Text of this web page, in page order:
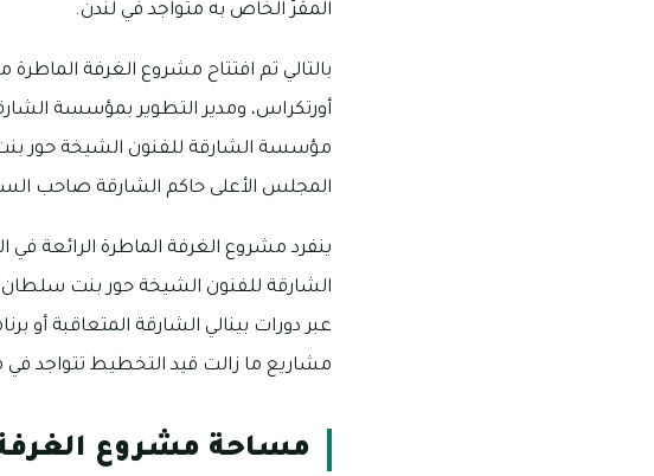
المقرّ الخاص به متواجد في لندن.
بالتالي تم افتتاح مشروع الغرفة
أورتكراس، ومدير التطوير بمؤسسة
مؤسسة الشارقة للفنون الشيخة حور
المجلس الأعلى حاكم الشارقة صاحب
ينفرد مشروع الغرفة الماطرة الرائعة في
الشارقة للفنون الشيخة حور بنت سلطان
عبر دورات بينالي الشارقة المتعاقبة
مشاريع ما زالت قيد التخطيط تتواجد في
مساحة مشروع